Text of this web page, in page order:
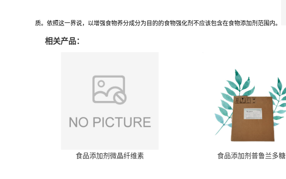
质。依照这一界说，以增强食物养分成分为目的的食物强化剂不应该包含在食物添加剂范围内。
相关产品：
食品添加剂微晶纤维素 食品添加剂普鲁兰多糖